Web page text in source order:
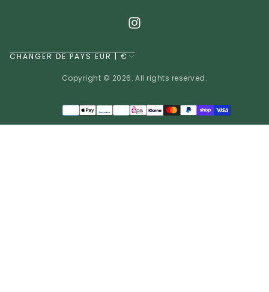
CHANGER DE PAYS EUR | €
Copyright © 2026. All rights reserved.
Méthodes
de